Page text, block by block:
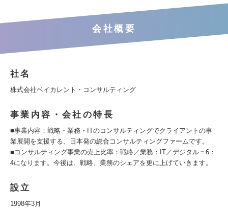
会社概要
社名
株式会社ベイカレント・コンサルティング
事業内容・会社の特長
■事業内容：戦略・業務・ITのコンサルティングでクライアントの事
業展開を支援する、日本発の総合コンサルティングファームです。
■コンサルティング事業の売上比率：戦略／業務：IT／デジタル＝6：
4になります。今後は、戦略、業務のシェアを更に上げていきます。
設立
1998年3月